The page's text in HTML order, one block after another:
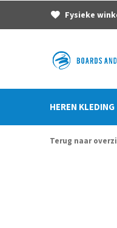
HEREN KLEDING
Fysieke
Terug naar